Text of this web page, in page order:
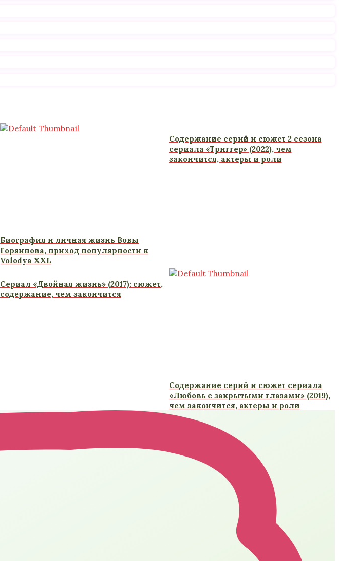
Биография и личная жизнь Вовы
Горяинова, приход популярности к
Volodya XXL
Содержание серий и сюжет 2 сезона
сериала «Триггер» (2022), чем
закончится, актеры и роли
Сериал «Двойная жизнь» (2017): сюжет,
содержание, чем закончится
Содержание серий и сюжет сериала
«Любовь с закрытыми глазами» (2019),
чем закончится, актеры и роли